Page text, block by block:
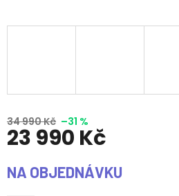
R
34 990 Kč –31 %
23 990 Kč
cena:
NA OBJEDNÁVKU